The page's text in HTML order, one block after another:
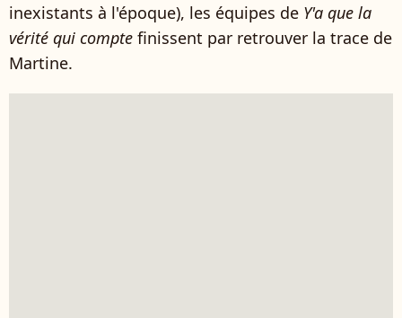
inexistants à l'époque), les équipes de Y'a que la
vérité qui compte finissent par retrouver la trace de
Martine.